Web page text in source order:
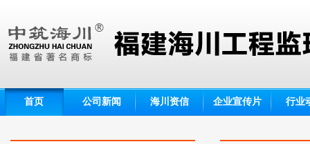
首页 公司新闻 海川资信 企业宣传片 行业